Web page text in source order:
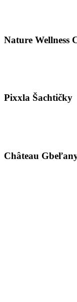
Nature Wellness
Pixxla Šachtičky
Château